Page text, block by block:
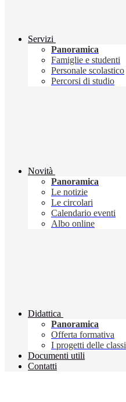
Servizi
Panoramica
Famiglie e studenti
Personale scolastico
Percorsi di studio
Novità
Panoramica
Le notizie
Le circolari
Calendario eventi
Albo online
Didattica
Panoramica
Offerta formativa
I progetti delle classi
Documenti utili
Contatti